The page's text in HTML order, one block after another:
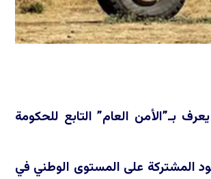
بـ”الأمن العام” التابع للحكومة
المشتركة على المستوى الوطني في